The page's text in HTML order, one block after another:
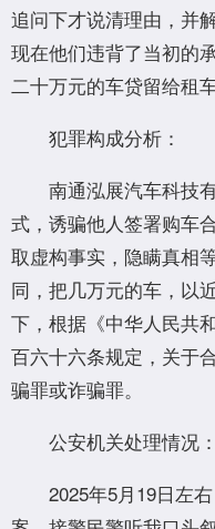
追问下才说清理由，并
现在他们违背了当初的
二十万元的车贷留给租车
犯罪构成分析：
南通泓展汽车科技
式，诱骗他人签署购车
取虚构事实，隐瞒真相
同，把几万元的车，以
下，根据《中华人民共
百六十六条规定，关于
骗罪或诈骗罪。
公安机关处理情况：
2025年5月19日左